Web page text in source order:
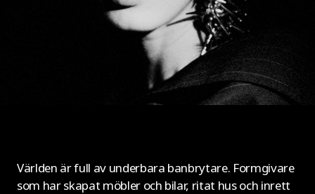
Världen är full av underbara banbrytare. Formgivare
som har skapat möbler och bilar, ritat hus och inrett